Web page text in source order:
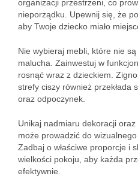
organizacji przestrzeni, co
nieporządku. Upewnij się, że
aby Twoje dziecko miało
Nie wybieraj mebli, które nie są
malucha. Zainwestuj w
rosnąć wraz z dzieckiem.
strefy ciszy również przekłada
oraz odpoczynek.
Unikaj nadmiaru dekoracji
może prowadzić do
Zadbaj o właściwe proporcje i
wielkości pokoju, aby każda
efektywnie.